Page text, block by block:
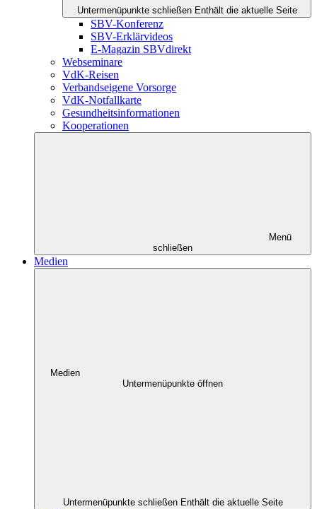
Untermenüpunkte schließen Enthält die aktuelle Seite
SBV-Konferenz
SBV-Erklärvideos
E-Magazin SBVdirekt
Webseminare
VdK-Reisen
Verbandseigene Vorsorge
VdK-Notfallkarte
Gesundheitsinformationen
Kooperationen
Menü
schließen
Medien
Medien
Untermenüpunkte öffnen
Untermenüpunkte schließen Enthält die aktuelle Seite